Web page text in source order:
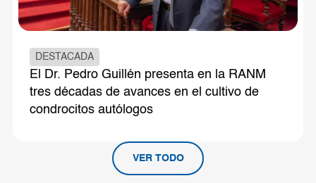
DESTACADA
El Dr. Pedro Guillén presenta en la RANM
tres décadas de avances en el cultivo de
condrocitos autólogos
VER TODO